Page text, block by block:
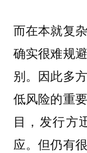
而在本就复
确实很难规
别。因此多
低风险的重
目，发行方
应。但仍有